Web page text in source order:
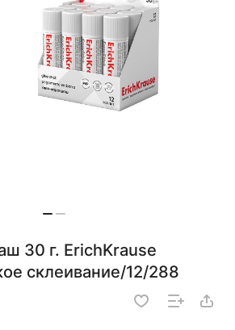
30 г. ErichKrause
склеивание/12/288